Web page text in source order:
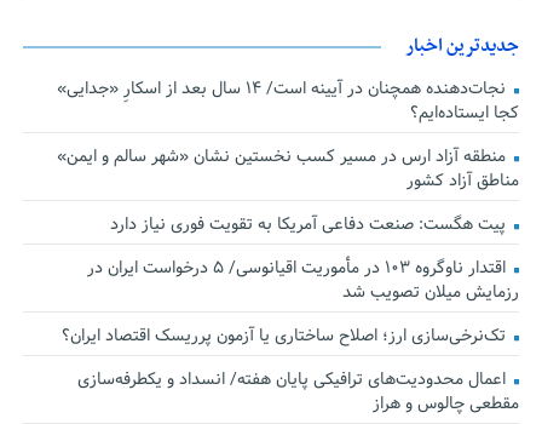
جدیدترین اخبار
نجات‌دهنده‌ همچنان در آیینه است/ ۱۴ سال بعد از اسکارِ «جدایی»
کجا ایستاده‌ایم؟
منطقه آزاد ارس در مسیر کسب نخستین نشان «شهر سالم و ایمن»
مناطق آزاد کشور
پیت هگست: صنعت دفاعی آمریکا به تقویت فوری نیاز دارد
اقتدار ناوگروه ۱۰۳ در مأموریت‌ اقیانوسی/ ۵ درخواست ایران در
رزمایش میلان تصویب شد
تک‌نرخی‌سازی ارز؛ اصلاح ساختاری یا آزمون پرریسک اقتصاد ایران؟
اعمال محدودیت‌های ترافیکی پایان هفته/ انسداد و یکطرفه‌سازی
مقطعی چالوس و هراز